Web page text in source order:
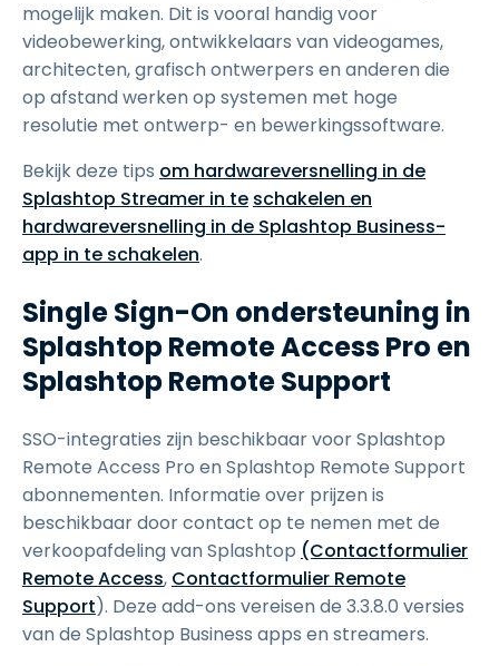
mogelijk maken. Dit is vooral handig voor
videobewerking, ontwikkelaars van videogames,
architecten, grafisch ontwerpers en anderen die
op afstand werken op systemen met hoge
resolutie met ontwerp- en bewerkingssoftware.
Bekijk deze tips om hardwareversnelling in de
Splashtop Streamer in te schakelen en
hardwareversnelling in de Splashtop Business-
app in te schakelen.
Single Sign-On ondersteuning in
Splashtop Remote Access Pro en
Splashtop Remote Support
SSO-integraties zijn beschikbaar voor Splashtop
Remote Access Pro en Splashtop Remote Support
abonnementen. Informatie over prijzen is
beschikbaar door contact op te nemen met de
verkoopafdeling van Splashtop (Contactformulier
Remote Access, Contactformulier Remote
Support). Deze add-ons vereisen de 3.3.8.0 versies
van de Splashtop Business apps en streamers.